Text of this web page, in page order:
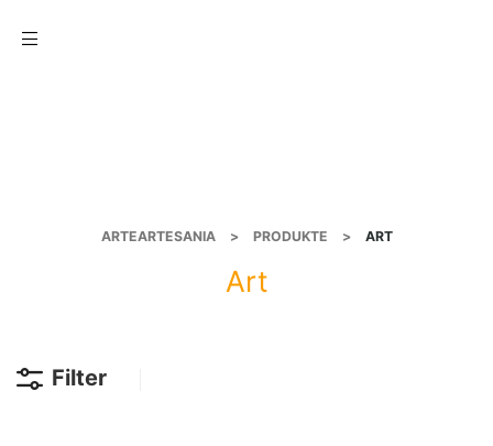
ARTEARTESANIA > PRODUKTE > ART
Art
Filter